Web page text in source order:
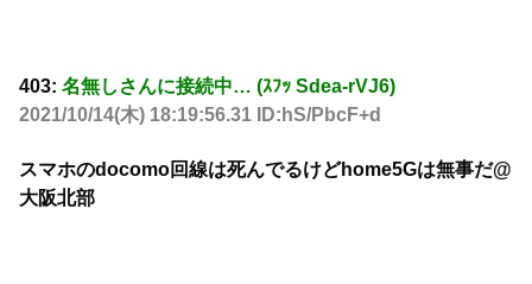
403: 名無しさんに接続中… (ｽﾌｯ Sdea-rVJ6)
2021/10/14(木) 18:19:56.31 ID:hS/PbcF+d
スマホのdocomo回線は死んでるけどhome5Gは無事だ@
大阪北部